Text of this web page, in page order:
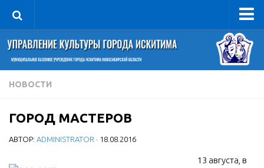
Управление
Руководитель
Сведения об организации
Книга почета культуры
Фотогалерея
НОВОСТИ
ГОРОД МАСТЕРОВ
АВТОР: ADMINISTRATOR · 18.08.2016
13 августа, в